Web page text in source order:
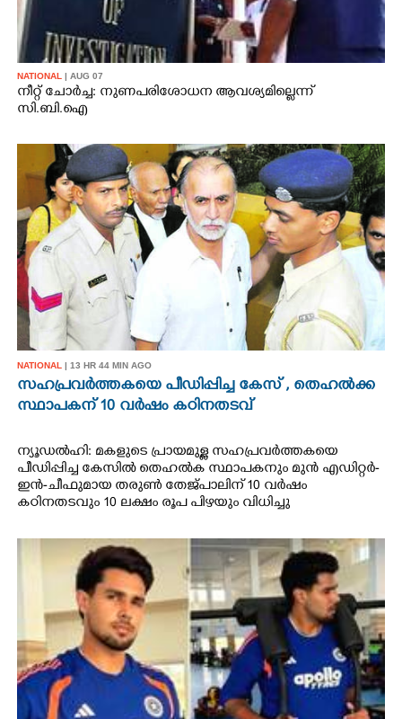
NATIONAL | AUG 07
നീറ്റ് ചോർച്ച: നുണപരിശോധന ആവശ്യമില്ലെന്ന്
സി.ബി.ഐ
NATIONAL | 13 HR 44 MIN AGO
സഹപ്രവർത്തകയെ പീഡിപ്പിച്ച കേസ് , തെഹൽക്ക
സ്ഥാപകന് 10 വർഷം കഠിനതടവ്
ന്യൂഡൽഹി: മകളുടെ പ്രായമുള്ള സഹപ്രവർത്തകയെ
പീഡിപ്പിച്ച കേസിൽ തെഹൽക സ്ഥാപകനും മുൻ എഡിറ്റർ-
ഇൻ-ചീഫുമായ തരുൺ തേജ്പാലിന് 10 വർഷം
കഠിനതടവും 10 ലക്ഷം രൂപ പിഴയും വിധിച്ചു